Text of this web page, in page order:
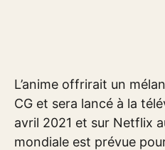
L’anime offrirait un
CG et sera lancé à la
avril 2021 et sur Netflix
mondiale est prévue